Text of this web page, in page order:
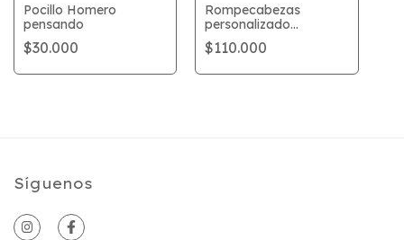
Pocillo Homero
pensando
$30.000
Rompecabezas
personalizado
Inspirado en Los
Simpson
$110.000
Síguenos